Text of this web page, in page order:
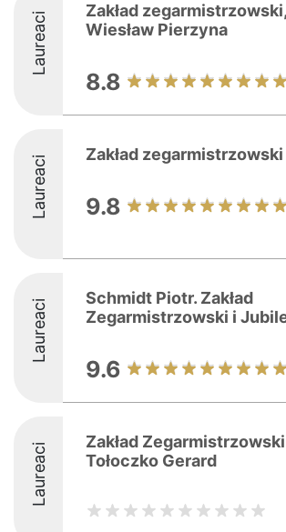
Laureaci
Zakład zegarmistrzowski,
Wiesław Pierzyna
8.8
Laureaci Zakład zegarmistrzowski
9.8
Laureaci
Schmidt Piotr. Zakład
Zegarmistrzowski i
9.6
Laureaci
Zakład Zegarmistrzowski
Tołoczko Gerard